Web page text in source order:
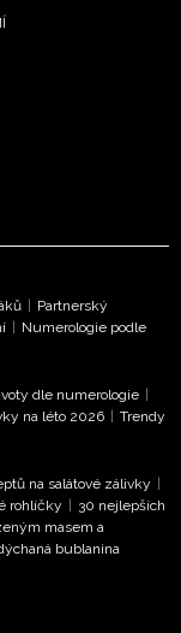
-
k organizaci a
údajů k tomuto
| Partnerský
| Numerologie podle
dle numerologie |
na léto 2026 | Trendy
na salátové zálivky |
rohlíčky | 30 nejlepších
masem a
bublanina